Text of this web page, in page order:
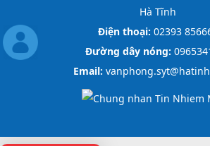
Hà Tĩnh
Điện thoại: 02393
Đường dây nóng:
Email: